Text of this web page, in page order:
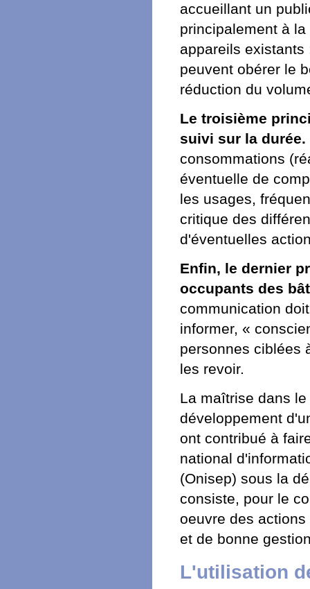
accueillant un
principalement à
appareils
peuvent obérer le
réduction du
Le troisième
suivi sur la durée.
consommations
éventuelle de
les usages,
critique des
d'éventuelles
Enfin, le dernier
occupants des
communication
informer, «
personnes ciblées
les revoir.
La maîtrise dans
développement
ont contribué à
national
(Onisep) sous la
consiste, pour le
oeuvre des
et de bonne
L'utilisation